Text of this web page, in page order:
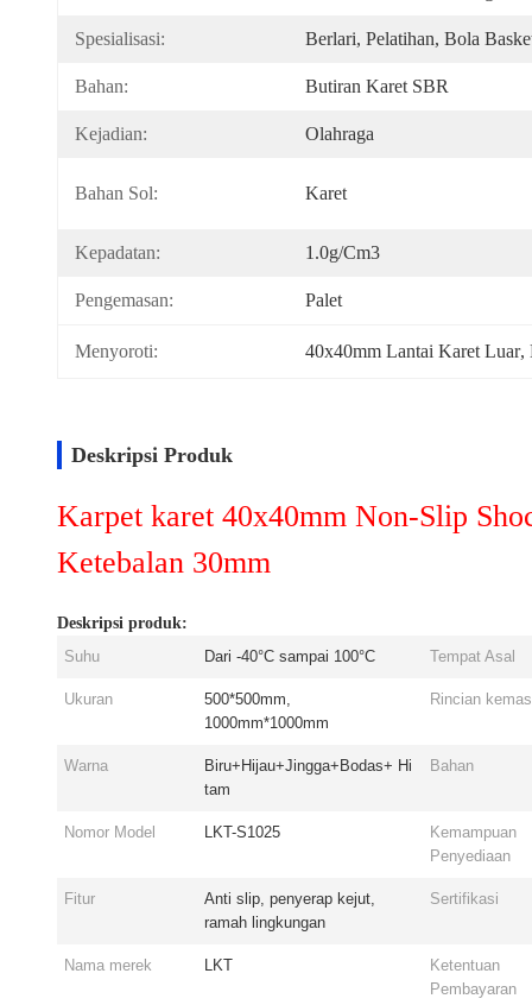
Spesialisasi: Berlari, Pelatihan, Bola
Bahan: Butiran Karet SBR
Kejadian: Olahraga
Bahan Sol: Karet
Kepadatan: 1.0g/cm3
Pengemasan: Palet
Menyoroti: 40x40mm Lantai Karet Luar,
Deskripsi Produk
Karpet karet 40x40mm Non-Slip
Ketebalan 30mm
Deskripsi produk:
Suhu
Dari -40°C sampai 100°C Tempat Asal
Ukuran
500*500mm,
1000mm*1000mm
Rincian
Warna
Biru+Hijau+Jingga+Bodas+ Hi
tam
Bahan
Nomor Model LKT-S1025
Kemampuan
Penyediaan
Fitur
Anti slip, penyerap kejut,
ramah lingkungan
Sertifikasi
Nama merek LKT
Ketentuan
Pembayaran